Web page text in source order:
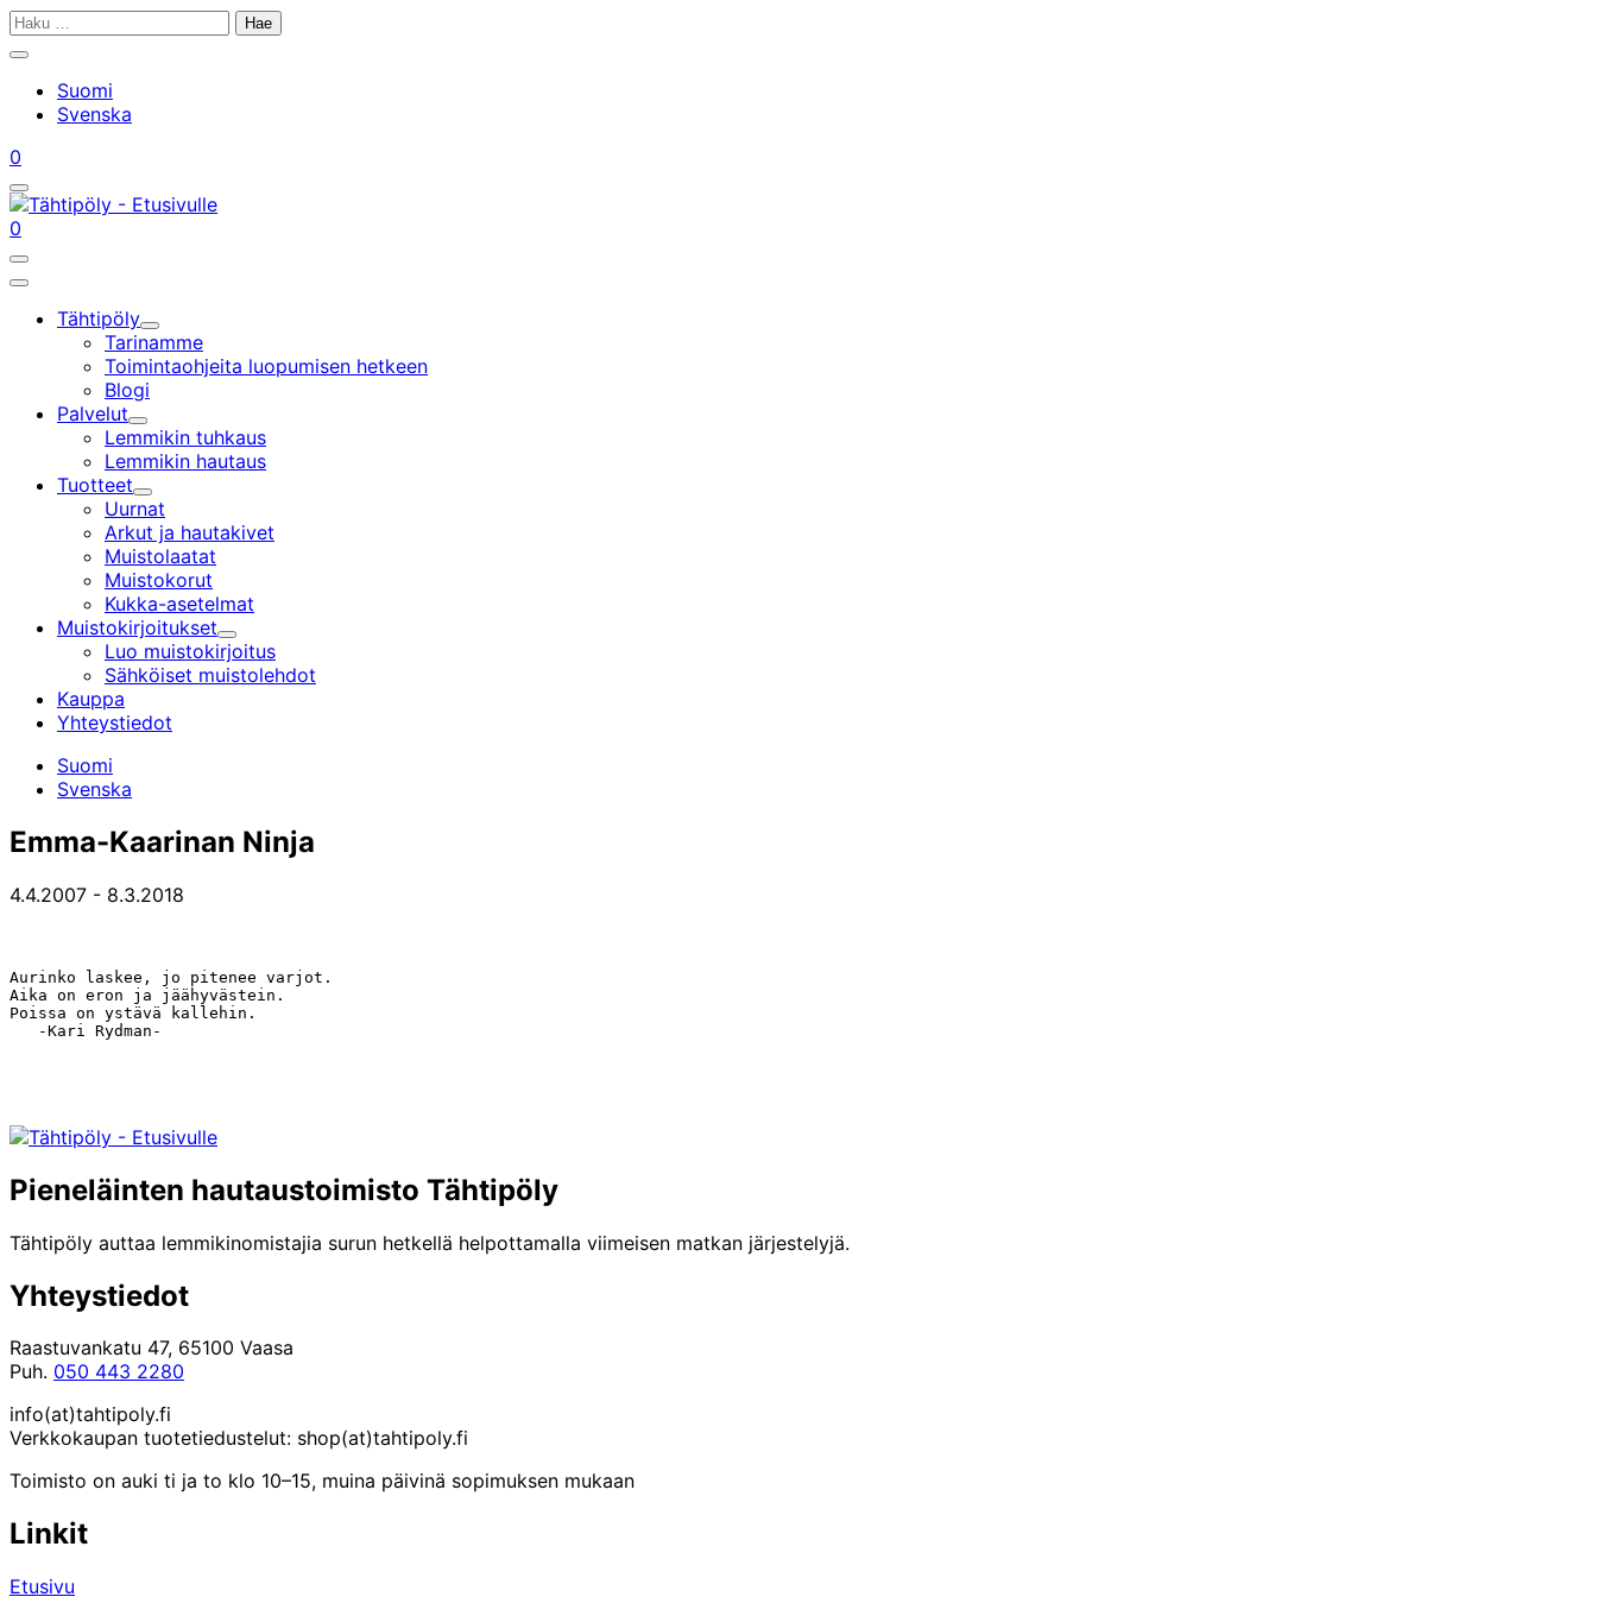
Siirry
Haku:
Sulje
hakupalkkiSuomi
Svenska
Tilini
Ostoskorisi
0
Avaa/sulje
hakupalkki
Tilini
Ostoskorisi
0
Avaa/sulje
hakupalkki
Päävalikko
Tähtipöly
Alavalikko
Tarinamme
Toimintaohjeita luopumisen hetkeen
Blogi
Palvelut
Alavalikko
Lemmikin tuhkaus
Lemmikin hautaus
Tuotteet
Alavalikko
Uurnat
Arkut ja hautakivet
Muistolaatat
Muistokorut
Kukka-asetelmat
Muistokirjoitukset
Alavalikko
Luo muistokirjoitus
Sähköiset muistolehdot
Kauppa
Yhteystiedot
Suomi
Svenska
Emma-Kaarinan Ninja
4.4.2007 - 8.3.2018
Aurinko laskee, jo pitenee varjot.
Aika on eron ja jäähyvästein.
Poissa on ystävä kallehin.
   -Kari Rydman-
Pieneläinten hautaustoimisto Tähtipöly
Tähtipöly auttaa lemmikinomistajia surun hetkellä helpottamalla viimeisen matkan järjestelyjä.
Yhteystiedot
Raastuvankatu 47, 65100 Vaasa
Puh. 050 443 2280
info(at)tahtipoly.fi
Verkkokaupan tuotetiedustelut: shop(at)tahtipoly.fi
Toimisto on auki ti ja to klo 10–15, muina päivinä sopimuksen mukaan
Linkit
Etusivu